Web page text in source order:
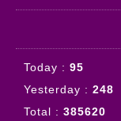
Today : 95
Yesterday : 248
Total : 385620